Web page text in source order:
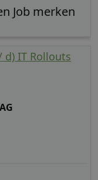
IT Rollouts